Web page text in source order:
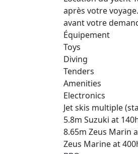
après votre
avant votre
Équipement
Toys
Diving
Tenders
Amenities
Electronics
Jet skis multiple
5.8m Suzuki at
8.65m Zeus Marin
Zeus Marine at